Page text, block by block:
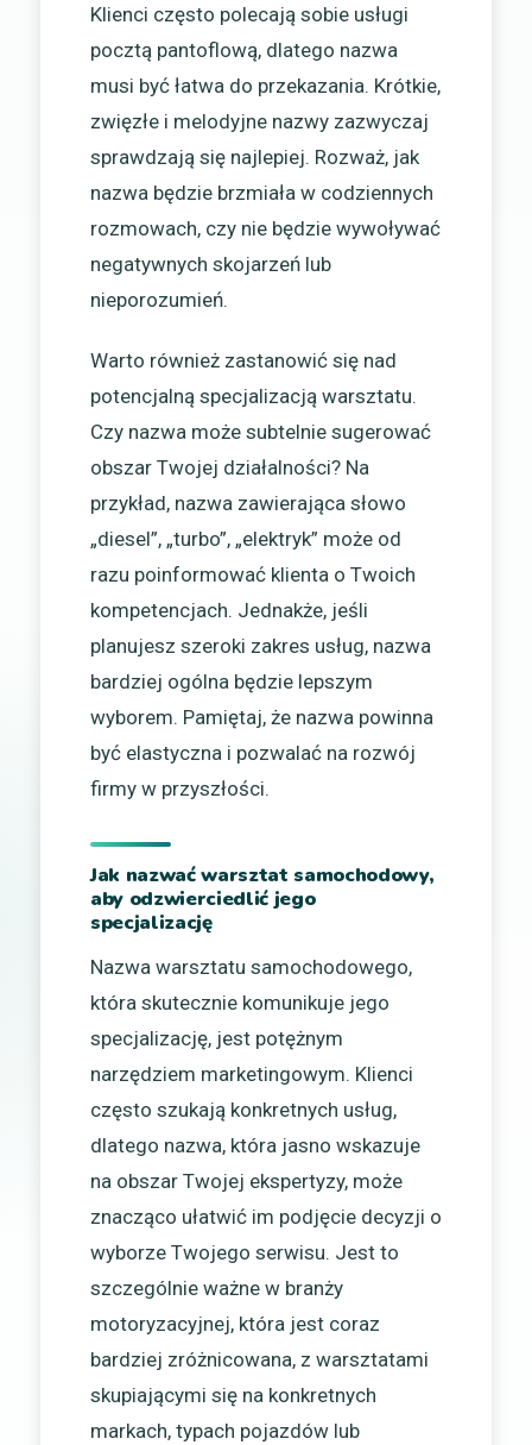
Klienci często polecają sobie usługi
pocztą pantoflową, dlatego nazwa
musi być łatwa do przekazania. Krótkie,
zwięzłe i melodyjne nazwy zazwyczaj
sprawdzają się najlepiej. Rozważ, jak
nazwa będzie brzmiała w codziennych
rozmowach, czy nie będzie wywoływać
negatywnych skojarzeń lub
nieporozumień.
Warto również zastanowić się nad
potencjalną specjalizacją warsztatu.
Czy nazwa może subtelnie sugerować
obszar Twojej działalności? Na
przykład, nazwa zawierająca słowo
„diesel”, „turbo”, „elektryk” może od
razu poinformować klienta o Twoich
kompetencjach. Jednakże, jeśli
planujesz szeroki zakres usług, nazwa
bardziej ogólna będzie lepszym
wyborem. Pamiętaj, że nazwa powinna
być elastyczna i pozwalać na rozwój
firmy w przyszłości.
Jak nazwać warsztat samochodowy,
aby odzwierciedlić jego
specjalizację
Nazwa warsztatu samochodowego,
która skutecznie komunikuje jego
specjalizację, jest potężnym
narzędziem marketingowym. Klienci
często szukają konkretnych usług,
dlatego nazwa, która jasno wskazuje
na obszar Twojej ekspertyzy, może
znacząco ułatwić im podjęcie decyzji o
wyborze Twojego serwisu. Jest to
szczególnie ważne w branży
motoryzacyjnej, która jest coraz
bardziej zróżnicowana, z warsztatami
skupiającymi się na konkretnych
markach, typach pojazdów lub